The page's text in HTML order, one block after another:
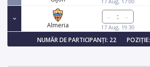
Almeria
:
17 Aug, 19:30
NUMĂR DE PARTICIPANȚI: 22
POZIȚIE: